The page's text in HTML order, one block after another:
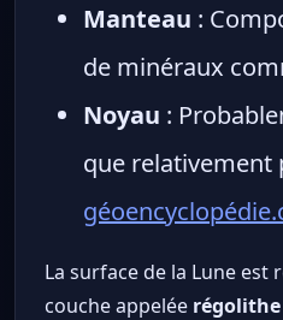
Manteau :
de minéraux
Noyau :
que relativement
La surface de la Lune est
couche appelée régolithe